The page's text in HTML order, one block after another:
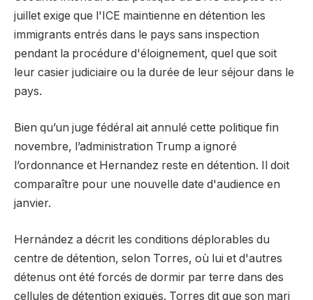
juillet exige que l'ICE maintienne en détention les
immigrants entrés dans le pays sans inspection
pendant la procédure d'éloignement, quel que soit
leur casier judiciaire ou la durée de leur séjour dans le
pays.
Bien qu’un juge fédéral ait annulé cette politique fin
novembre, l’administration Trump a ignoré
l’ordonnance et Hernandez reste en détention. Il doit
comparaître pour une nouvelle date d'audience en
janvier.
Hernández a décrit les conditions déplorables du
centre de détention, selon Torres, où lui et d'autres
détenus ont été forcés de dormir par terre dans des
cellules de détention exiguës. Torres dit que son mari